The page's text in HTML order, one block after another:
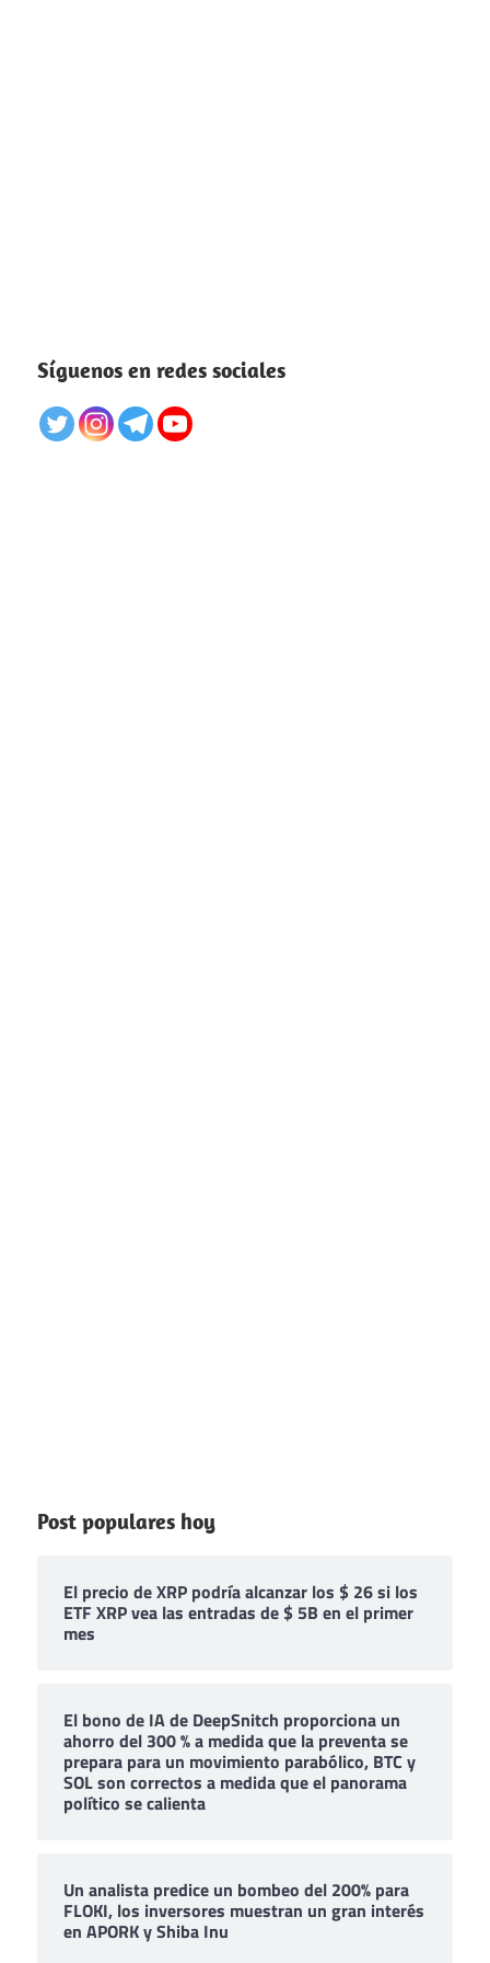
Síguenos en redes sociales
Post populares hoy
El precio de XRP podría alcanzar los $ 26 si los
ETF XRP vea las entradas de $ 5B en el primer
mes
El bono de IA de DeepSnitch proporciona un
ahorro del 300 % a medida que la preventa se
prepara para un movimiento parabólico, BTC y
SOL son correctos a medida que el panorama
político se calienta
Un analista predice un bombeo del 200% para
FLOKI, los inversores muestran un gran interés
en APORK y Shiba Inu